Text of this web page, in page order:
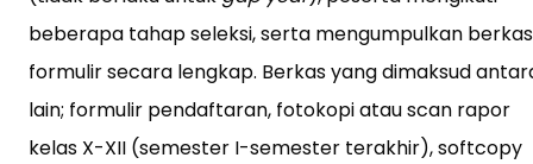
beberapa tahap seleksi, serta mengumpulkan berkas
formulir secara lengkap. Berkas yang dimaksud
lain; formulir pendaftaran, fotokopi atau scan rapor
kelas X-XII (semester I-semester terakhir), softcopy